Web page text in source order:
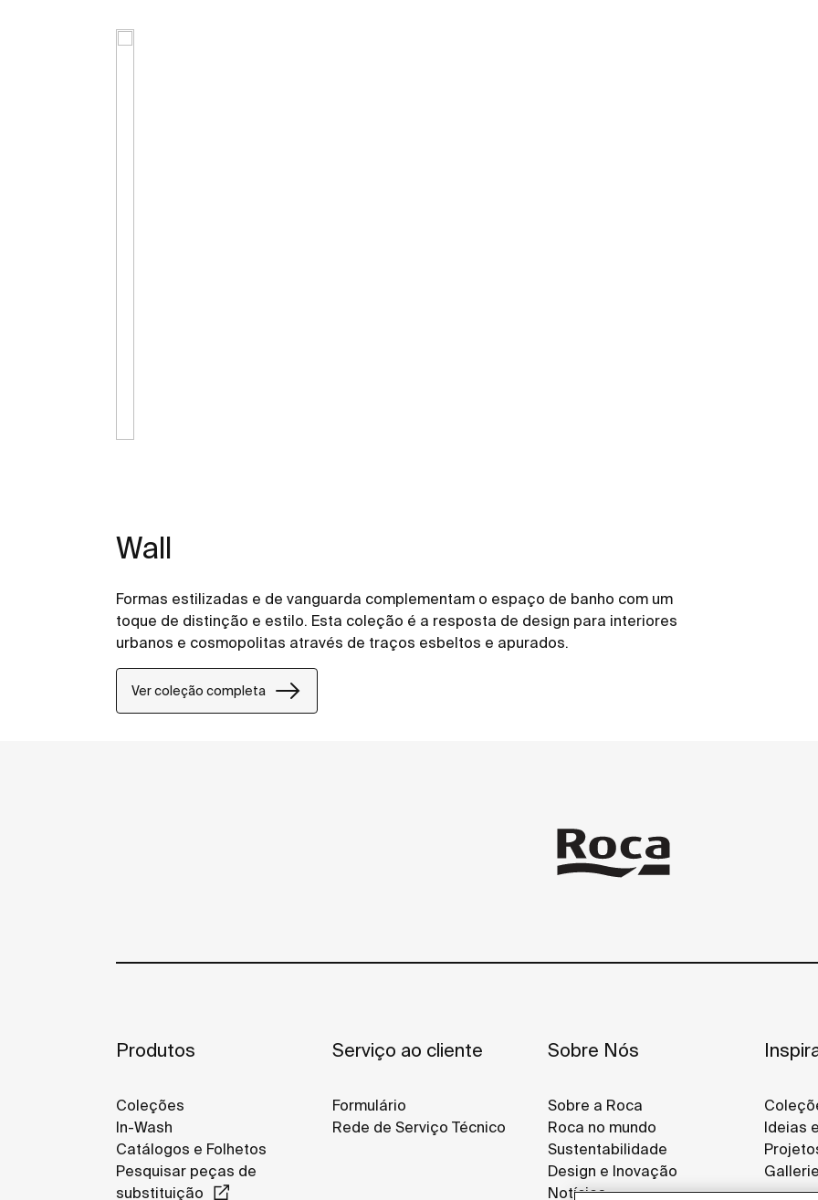
Wall
Formas estilizadas e de vanguarda complementam o espaço de banho com um
toque de distinção e estilo. Esta coleção é a resposta de design para interiores
urbanos e cosmopolitas através de traços esbeltos e apurados.
Ver coleção completa
Produtos
Coleções
In-Wash
Catálogos e Folhetos
Pesquisar peças de
substituição
Serviço ao cliente
Formulário
Rede de Serviço Técnico
Sobre Nós
Sobre a Roca
Roca no mundo
Sustentabilidade
Design e Inovação
Notícias
Ideias